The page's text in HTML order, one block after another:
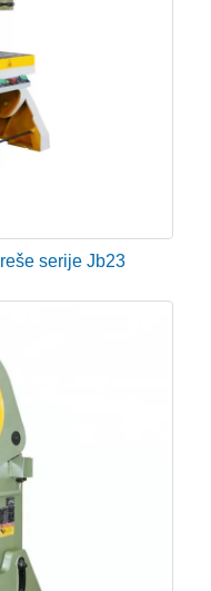
serije Jb23